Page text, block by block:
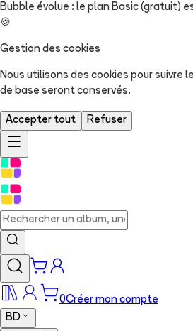
Bubble évolue : le plan Basic (gratuit)
🍪
Gestion des cookies
Nous utilisons des cookies pour
de base seront conservés.
Accepter tout Refuser
0Créer mon compte
BD